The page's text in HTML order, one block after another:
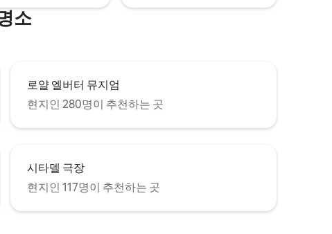
소
로얄 엘버터 뮤지엄
현지인 280명이 추천하는 곳
시타델 극장
현지인 117명이 추천하는 곳